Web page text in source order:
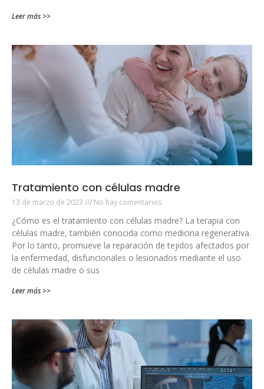
Leer más >>
Tratamiento con células madre
13 de marzo de 2023 No hay comentarios
¿Cómo es el tratamiento con células madre? La terapia con
células madre, también conocida como medicina regenerativa.
Por lo tanto, promueve la reparación de tejidos afectados por
la enfermedad, disfuncionales o lesionados mediante el uso
de células madre o sus
Leer más >>